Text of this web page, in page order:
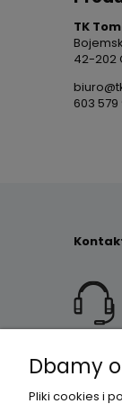
TK
42-202
603 579
Dbamy
Pliki cookies i